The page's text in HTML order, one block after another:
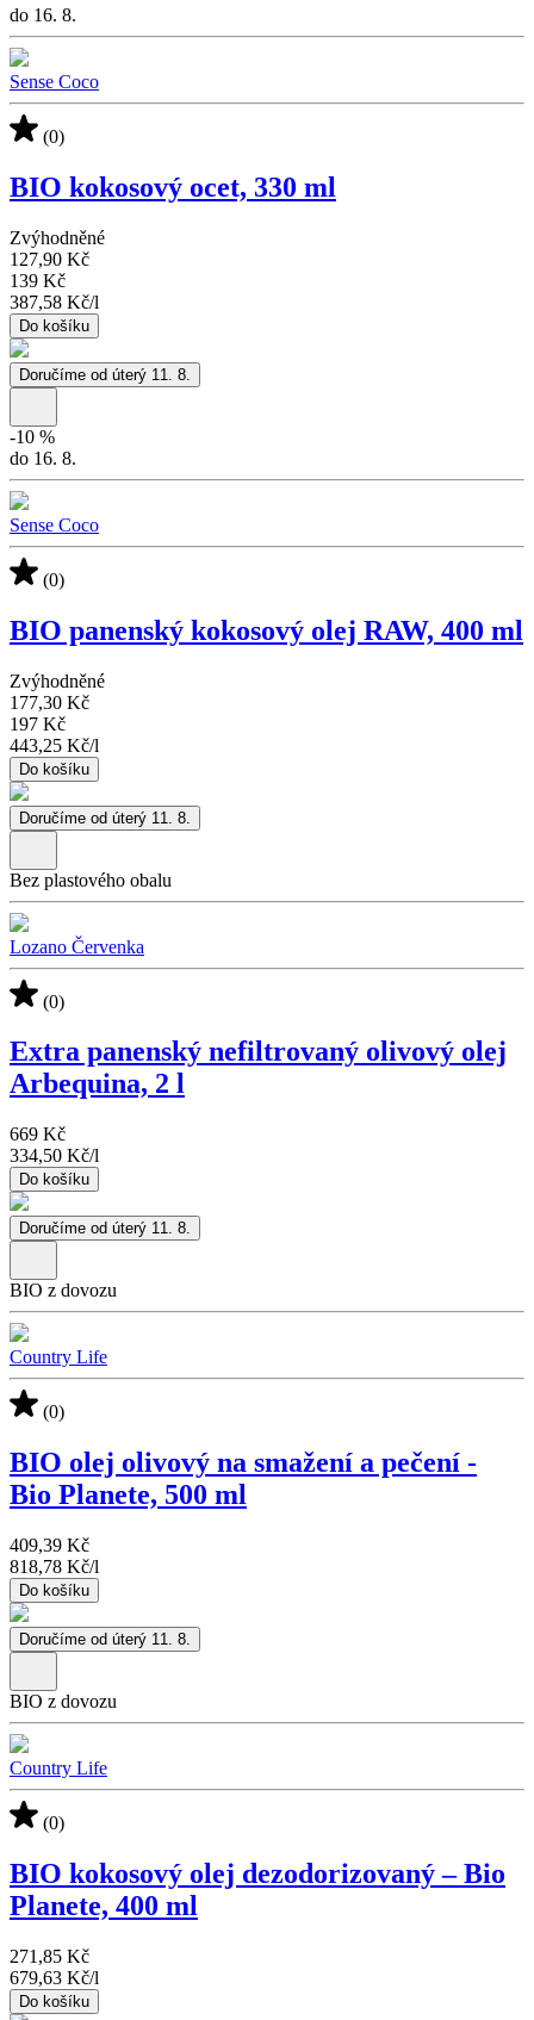
do 16. 8.
Sense Coco
(0)
BIO kokosový ocet, 330 ml
Zvýhodněné
127,90 Kč
139 Kč
387,58 Kč/l
Do košíku
Doručíme od úterý 11. 8.
-10 %
do 16. 8.
Sense Coco
(0)
BIO panenský kokosový olej RAW, 400 ml
Zvýhodněné
177,30 Kč
197 Kč
443,25 Kč/l
Do košíku
Doručíme od úterý 11. 8.
Bez plastového obalu
Lozano Červenka
(0)
Extra panenský nefiltrovaný olivový olej
Arbequina, 2 l
669 Kč
334,50 Kč/l
Do košíku
Doručíme od úterý 11. 8.
BIO z dovozu
Country Life
(0)
BIO olej olivový na smažení a pečení -
Bio Planete, 500 ml
409,39 Kč
818,78 Kč/l
Do košíku
Doručíme od úterý 11. 8.
BIO z dovozu
Country Life
(0)
BIO kokosový olej dezodorizovaný – Bio
Planete, 400 ml
271,85 Kč
679,63 Kč/l
Do košíku